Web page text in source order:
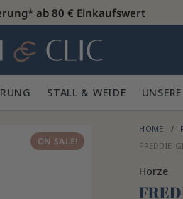
ab 80 € Einkaufswert
Heim
🥕 STALL & WEIDE 🍃
ON SALE!
HOME
FREDDIE-
Horze